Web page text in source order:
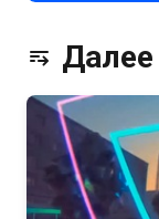
Далее